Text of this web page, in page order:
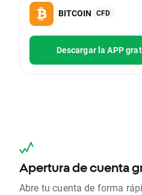
BITCOIN CFD
Descargar la APP
Apertura de cuenta
Abre tu cuenta de forma